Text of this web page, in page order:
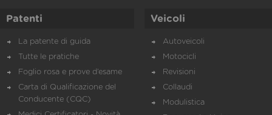
Patenti
La patente di guida
Tutte le pratiche
Foglio rosa e prove d’esame
Carta di Qualificazione del
Conducente (CQC)
Veicoli
Autoveicoli
Motocicli
Revisioni
Collaudi
Modulistica